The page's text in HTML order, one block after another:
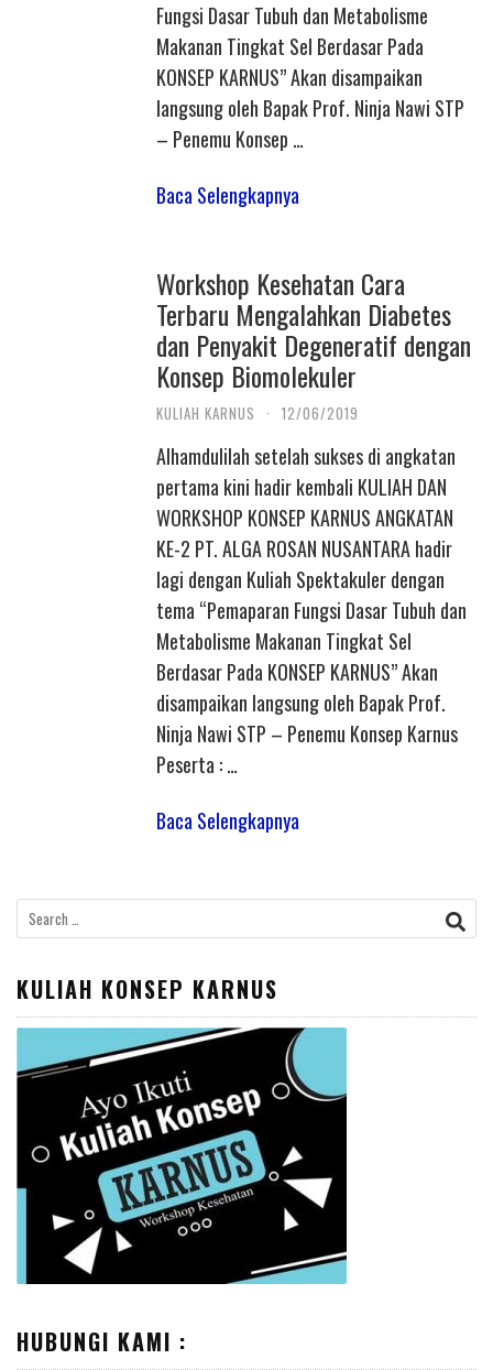
Fungsi Dasar Tubuh dan Metabolisme
Makanan Tingkat Sel Berdasar Pada
KONSEP KARNUS” Akan disampaikan
langsung oleh Bapak Prof. Ninja Nawi STP
– Penemu Konsep …
Baca Selengkapnya
Workshop Kesehatan Cara
Terbaru Mengalahkan Diabetes
dan Penyakit Degeneratif dengan
Konsep Biomolekuler
KULIAH KARNUS · 12/06/2019
Alhamdulilah setelah sukses di angkatan
pertama kini hadir kembali KULIAH DAN
WORKSHOP KONSEP KARNUS ANGKATAN
KE-2 PT. ALGA ROSAN NUSANTARA hadir
lagi dengan Kuliah Spektakuler dengan
tema “Pemaparan Fungsi Dasar Tubuh dan
Metabolisme Makanan Tingkat Sel
Berdasar Pada KONSEP KARNUS” Akan
disampaikan langsung oleh Bapak Prof.
Ninja Nawi STP – Penemu Konsep Karnus
Peserta : …
Baca Selengkapnya
e
a
r
c
h
:
KULIAH KONSEP KARNUS
HUBUNGI KAMI :